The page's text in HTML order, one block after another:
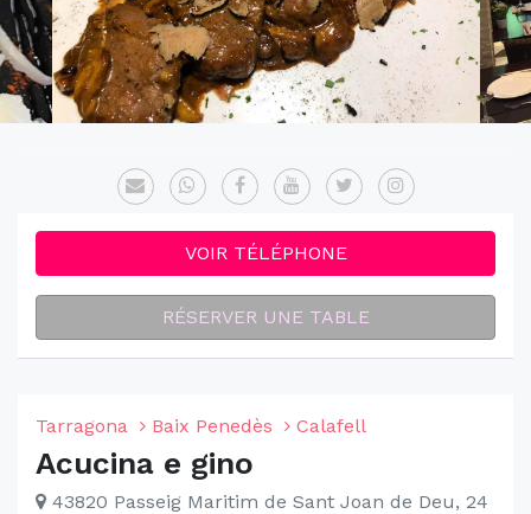
VOIR TÉLÉPHONE
RÉSERVER UNE TABLE
Tarragona Baix Penedès Calafell
Acucina e gino
43820 Passeig Maritim de Sant Joan de Deu, 24